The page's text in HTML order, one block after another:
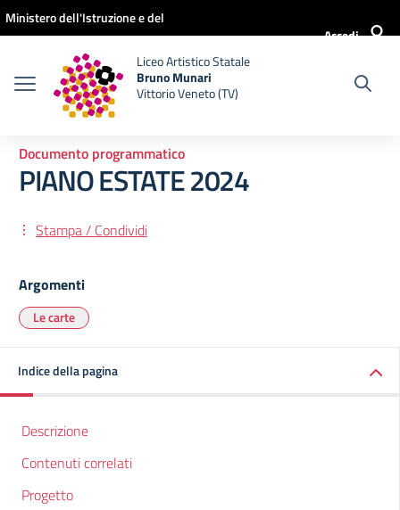
Vai ai contenuti
Vai al menu di navigazione
Vai al footer
Ministero dell'Istruzione e del
Accedi
Liceo Artistico Statale
Bruno Munari
Vittorio Veneto (TV)
Documento programmatico
PIANO ESTATE 2024
Stampa / Condividi
Argomenti
Le carte
Indice della pagina
Descrizione
Contenuti correlati
Progetto